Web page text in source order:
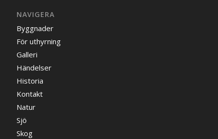
NAVIGERA
Byggnader
För uthyrning
Galleri
Händelser
Historia
Kontakt
Natur
Sjö
Skog